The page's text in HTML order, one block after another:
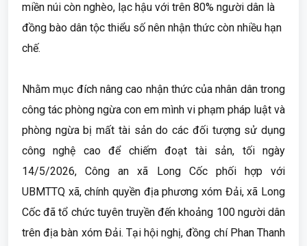
miền núi còn nghèo, lạc hậu với trên 80% người dân là
đồng bào dân tộc thiểu số nên nhận thức còn nhiều hạn
chế.
Nhằm mục đích nâng cao nhận thức của nhân dân trong
công tác phòng ngừa con em mình vi phạm pháp luật và
phòng ngừa bị mất tài sản do các đối tượng sử dụng
công nghệ cao để chiếm đoạt tài sản, tối ngày
14/5/2026, Công an xã Long Cốc phối hợp với
UBMTTQ xã, chính quyền địa phương xóm Đải, xã Long
Cốc đã tổ chức tuyên truyền đến khoảng 100 người dân
trên địa bàn xóm Đải. Tại hội nghị, đồng chí Phan Thanh